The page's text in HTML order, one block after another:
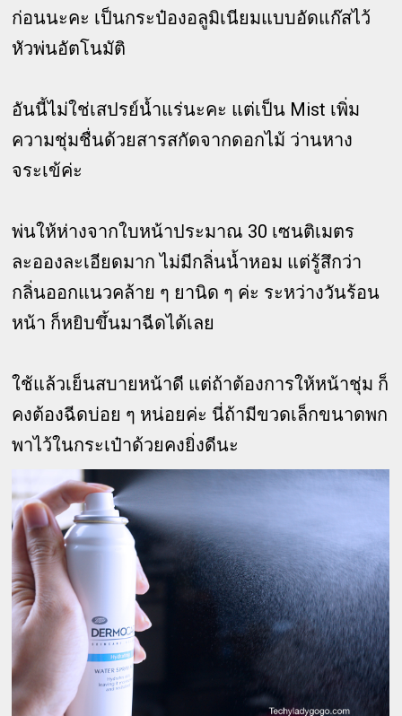
ก่อนนะคะ เป็นกระป๋องอลูมิเนียมแบบอัดแก๊สไว้
หัวพ่นอัตโนมัติ
อันนี้ไม่ใช่เสปรย์น้ำแร่นะคะ แต่เป็น Mist เพิ่ม
ความชุ่มชื่นด้วยสารสกัดจากดอกไม้ ว่านหาง
จระเข้ค่ะ
พ่นให้ห่างจากใบหน้าประมาณ 30 เซนติเมตร
ละอองละเอียดมาก ไม่มีกลิ่นน้ำหอม แต่รู้สึกว่า
กลิ่นออกแนวคล้าย ๆ ยานิด ๆ ค่ะ ระหว่างวันร้อน
หน้า ก็หยิบขึ้นมาฉีดได้เลย
ใช้แล้วเย็นสบายหน้าดี แต่ถ้าต้องการให้หน้าชุ่ม ก็
คงต้องฉีดบ่อย ๆ หน่อยค่ะ นี่ถ้ามีขวดเล็กขนาดพก
พาไว้ในกระเป๋าด้วยคงยิ่งดีนะ